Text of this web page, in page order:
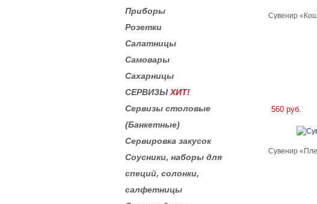
Приборы
Розетки
Салатницы
Самовары
Сахарницы
СЕРВИЗЫ ХИТ!
Сервизы столовые
(Банкетные)
Сервировка закусок
Соусники, наборы для
специй, солонки,
салфетницы
Сувенир
560 руб.
Сувенир